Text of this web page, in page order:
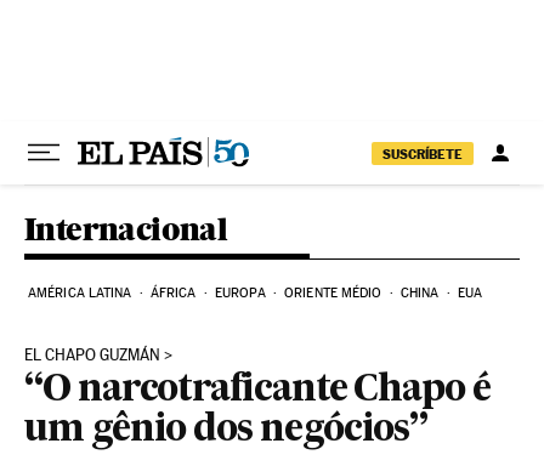
SUSCRÍBETE
Internacional
AMÉRICA LATINA ÁFRICA EUROPA ORIENTE MÉDIO CHINA EUA
EL CHAPO GUZMÁN
“O narcotraficante Chapo é
um gênio dos negócios”